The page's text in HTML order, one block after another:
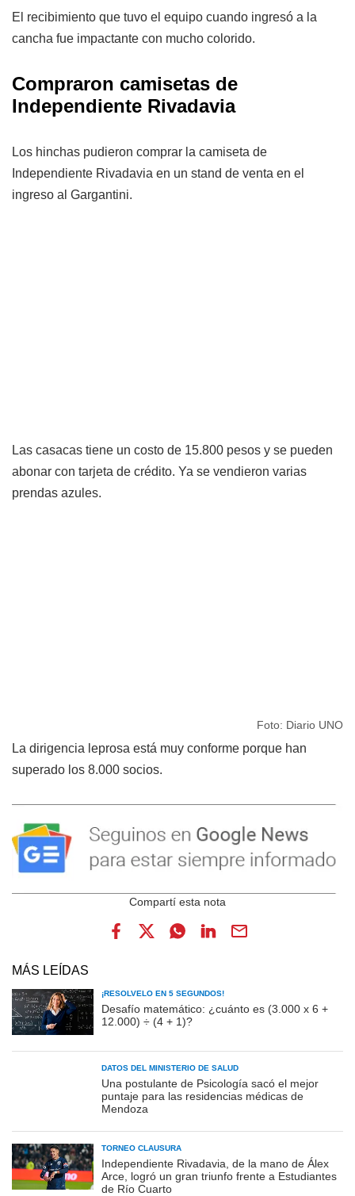
El recibimiento que tuvo el equipo cuando ingresó a la
cancha fue impactante con mucho colorido.
Compraron camisetas de
Independiente Rivadavia
Los hinchas pudieron comprar la camiseta de
Independiente Rivadavia en un stand de venta en el
ingreso al Gargantini.
Las casacas tiene un costo de 15.800 pesos y se pueden
abonar con tarjeta de crédito. Ya se vendieron varias
prendas azules.
Foto: Diario UNO
La dirigencia leprosa está muy conforme porque han
superado los 8.000 socios.
MÁS LEÍDAS
¡RESOLVELO EN 5 SEGUNDOS!
Desafío matemático: ¿cuánto es (3.000 x 6 +
12.000) ÷ (4 + 1)?
DATOS DEL MINISTERIO DE SALUD
Una postulante de Psicología sacó el mejor
puntaje para las residencias médicas de
Mendoza
TORNEO CLAUSURA
Independiente Rivadavia, de la mano de Álex
Arce, logró un gran triunfo frente a Estudiantes
de Río Cuarto